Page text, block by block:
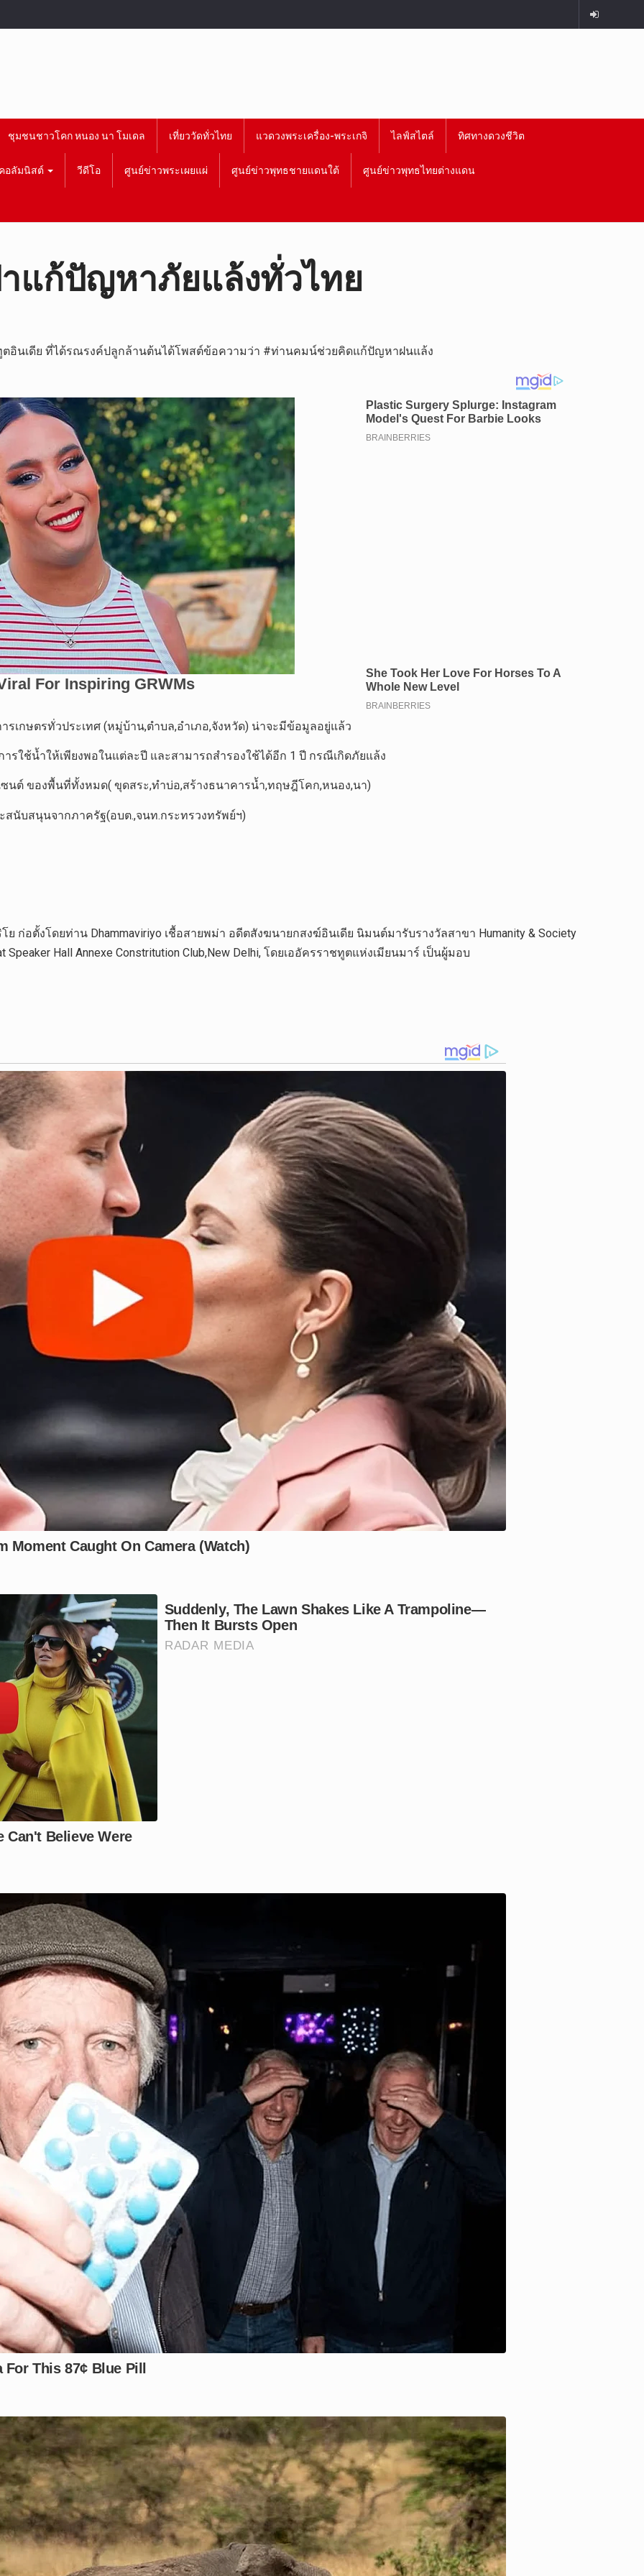
ชุมชนชาวโคก หนอง นา โมเดล เที่ยววัดทั่วไทย แวดวงพระเครื่อง-พระเกจิ ไลฟ์สไตล์ ทิศทางดวงชีวิต
คอลัมนิสต์ วีดีโอ ศูนย์ข่าวพระเผยแผ่ ศูนย์ข่าวพุทธชายแดนใต้ ศูนย์ข่าวพุทธไทยต่างแดน
แก้ปัญหาภัยแล้งทั่วไทย
ตอินเดีย ที่ได้รณรงค์ปลูกล้านต้นได้โพสต์ข้อความว่า #ท่านคมน์ช่วยคิดแก้ปัญหาฝนแล้ง
เกษตรทั่วประเทศ (หมู่บ้าน,ตำบล,อำเภอ,จังหวัด) น่าจะมีข้อมูลอยู่แล้ว
ใช้น้ำให้เพียงพอในแต่ละปี และสามารถสำรองใช้ได้อีก 1 ปี กรณีเกิดภัยแล้ง
ซนต์ ของพื้นที่ทั้งหมด( ขุดสระ,ทำบ่อ,สร้างธนาคารน้ำ,ทฤษฎีโคก,หนอง,นา)
นับสนุนจากภาครัฐ(อบต.,จนท.กระทรวงทรัพย์ฯ)
ก่อตั้งโดยท่าน Dhammaviriyo เชื้อสายพม่า อดีตสังฆนายกสงฆ์อินเดีย นิมนต์มารับรางวัลสาขา Humanity & Society
Speaker Hall Annexe Constritution Club,New Delhi, โดยเออัครราชทูตแห่งเมียนมาร์ เป็นผู้มอบ